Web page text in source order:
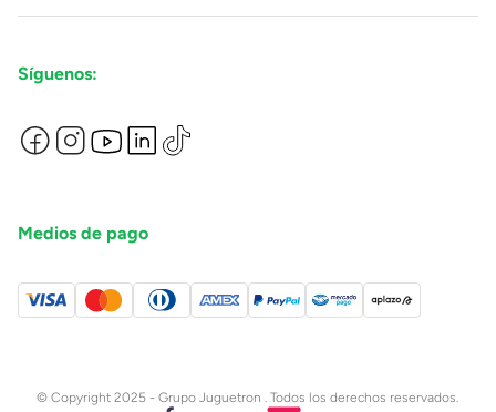
Proveedores
Preguntas Frecuentes
Términos y Condiciones
Devoluciones de Compras en Línea
Síguenos:
Medios de pago
© Copyright 2025 - Grupo Juguetron . Todos los derechos reservados.